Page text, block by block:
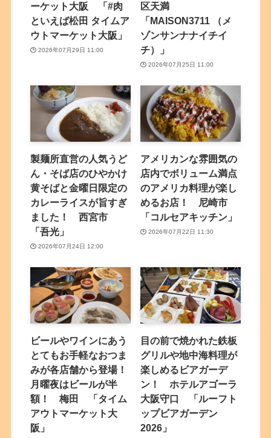
ーケット大阪 「#肉
といえば松田 タイムア
ウトマーケット大阪」
2026年07月29日 11:00
区天満
「MAISON3711 （メ
ゾンサンナナイチイ
チ）」
2026年07月25日 11:00
製麺所直営の人気うど
ん・そば店のひやかけ
黄そばと金曜日限定の
カレーライスが旨すぎ
ました！ 西宮市
「吾光」
2026年07月24日 12:00
アメリカンな雰囲気の
店内でボリューム満点
のアメリカ料理が楽し
めるお店！ 尼崎市
「コルセアキッチン」
2026年07月22日 11:30
ビールやワインにあう
とてもお手軽なおつま
みが各店舗から登場！
月曜夜はビールが半
額！ 梅田 「タイム
アウトマーケット大
阪」
目の前で焼かれた鉄板
グリルや地中海料理が
楽しめるビアガーデ
ン！ ホテルアゴーラ
大阪守口 「ルーフト
ップビアガーデン
2026」